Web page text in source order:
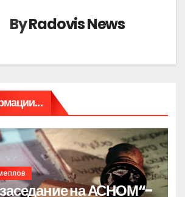
ByRadovis News
на АСНОМ“-